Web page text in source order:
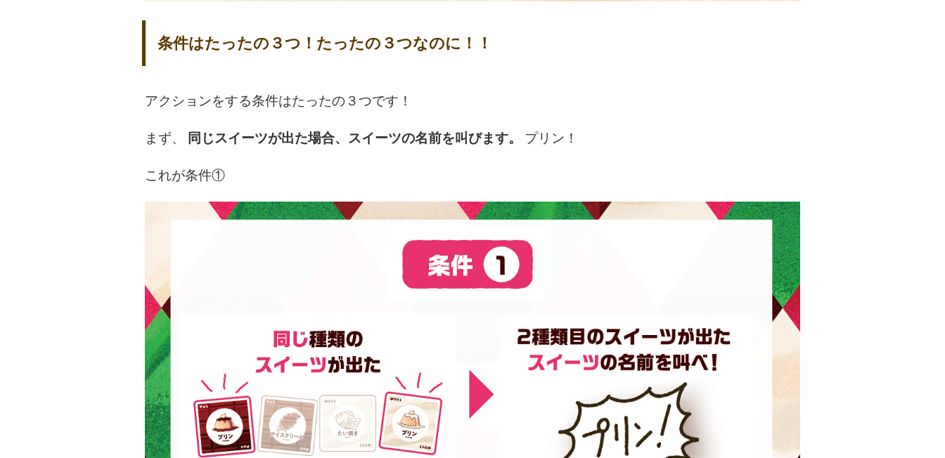
条件はたったの３つ！たったの３つなのに！！
アクションをする条件はたったの３つです！
まず、 同じスイーツが出た場合、スイーツの名前を叫びます。 プリン！
これが条件①